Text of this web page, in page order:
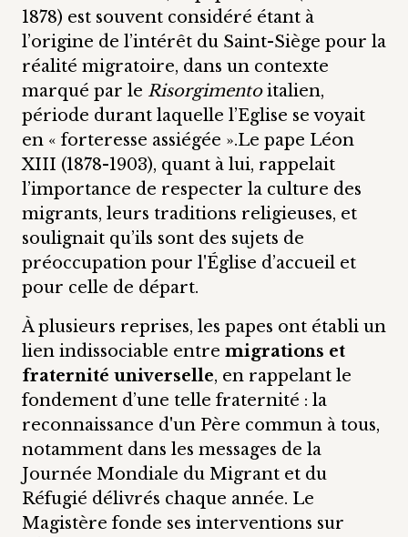
1878) est souvent considéré étant à
l’origine de l’intérêt du Saint-Siège pour la
réalité migratoire, dans un contexte
marqué par le Risorgimentoitalien,
période durant laquelle l’Eglise se voyait
en « forteresse assiégée ».Le pape Léon
XIII (1878-1903), quant à lui, rappelait
l’importance de respecter la culture des
migrants, leurs traditions religieuses, et
soulignait qu’ils sont des sujets de
préoccupation pour l'Église d’accueil et
pour celle de départ.
À plusieurs reprises, les papes ont établi un
lien indissociable entre migrations et
fraternité universelle, en rappelant le
fondement d’une telle fraternité : la
reconnaissance d'un Père commun à tous,
notamment dans les messages de la
Journée Mondiale du Migrant et du
Réfugié délivrés chaque année. Le
Magistère fonde ses interventions sur